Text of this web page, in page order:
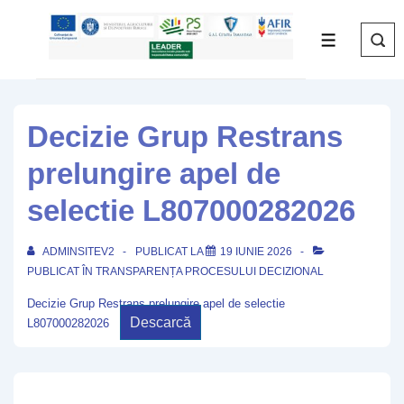
MENIU
Decizie Grup Restrans
prelungire apel de
selectie L807000282026
ADMINSITEV2 PUBLICAT LA
19 IUNIE 2026
PUBLICAT ÎN TRANSPARENȚA PROCESULUI DECIZIONAL
Decizie Grup Restrans prelungire apel de selectie
L807000282026
Descarcă